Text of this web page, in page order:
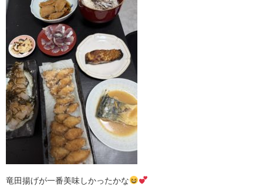
竜田揚げが一番美味しかったかな